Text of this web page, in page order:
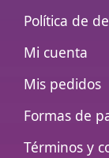
Política de
Mi cuenta
Mis pedidos
Formas de
Términos y